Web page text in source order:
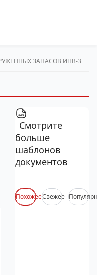
ЗАПАСОВ ИНВ-3
Смотрите
больше
шаблонов
документов
ПохожееСвежее